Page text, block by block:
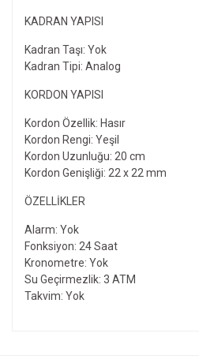
KADRAN YAPISI
Kadran Taşı: Yok
Kadran Tipi: Analog
KORDON YAPISI
Kordon Özellik: Hasır
Kordon Rengi: Yeşil
Kordon Uzunluğu: 20 cm
Kordon Genişliği: 22 x 22 mm
ÖZELLIKLER
Alarm: Yok
Fonksiyon: 24 Saat
Kronometre: Yok
Su Geçirmezlik: 3 ATM
Takvim: Yok